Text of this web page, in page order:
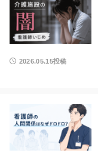
2026.05.15投稿